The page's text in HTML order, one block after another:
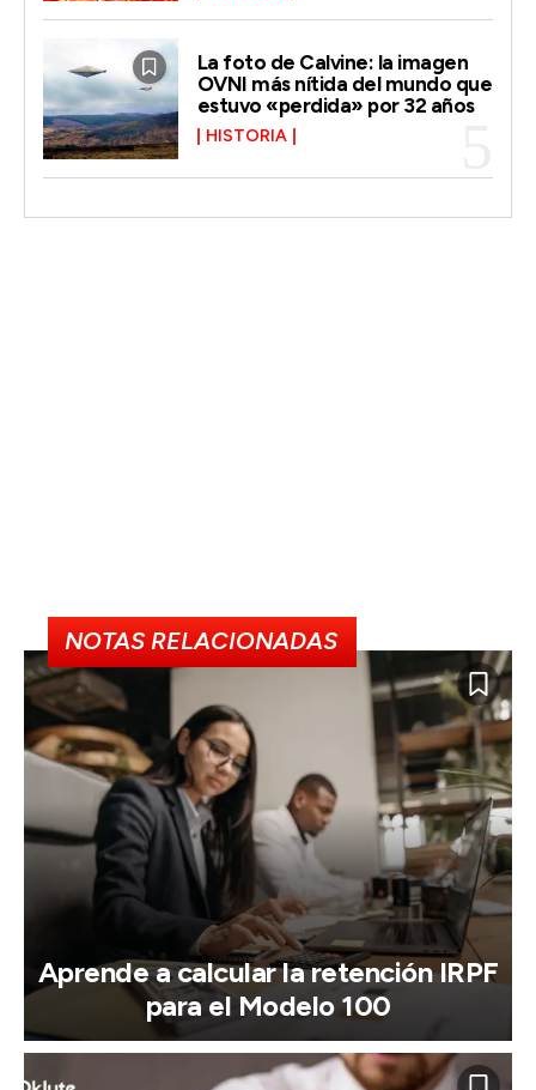
La foto de Calvine: la imagen
OVNI más nítida del mundo que
estuvo «perdida» por 32 años
HISTORIA
NOTAS RELACIONADAS
Aprende a calcular la retención IRPF
para el Modelo 100